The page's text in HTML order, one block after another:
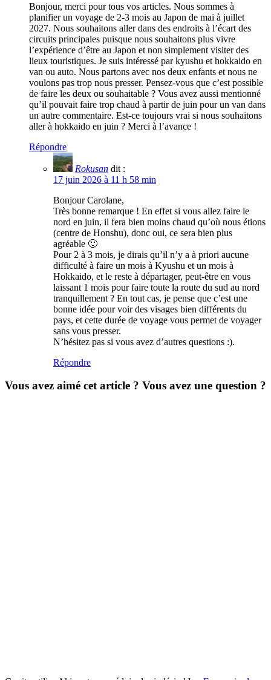
Bonjour, merci pour tous vos articles. Nous sommes à
planifier un voyage de 2-3 mois au Japon de mai à juillet
2027. Nous souhaitons aller dans des endroits à l’écart des
circuits principales puisque nous souhaitons plus vivre
l’expérience d’être au Japon et non simplement visiter des
lieux touristiques. Je suis intéressé par kyushu et hokkaido en
van ou auto. Nous partons avec nos deux enfants et nous ne
voulons pas trop nous presser. Pensez-vous que c’est possible
de faire les deux ou souhaitable ? Vous avez aussi mentionné
qu’il pouvait faire trop chaud à partir de juin pour un van dans
un autre commentaire. Est-ce toujours vrai si nous souhaitons
aller à hokkaido en juin ? Merci à l’avance !
Répondre
Rokusan dit :
17 juin 2026 à 11 h 58 min
Bonjour Carolane,
Très bonne remarque ! En effet si vous allez faire le
nord en juin, il fera bien moins chaud qu’où nous étions
(centre de Honshu), donc oui, ce sera bien plus
agréable 🙂
Pour 2 à 3 mois, je dirais qu’il n’y a à priori aucune
difficulté à faire un mois à Kyushu et un mois à
Hokkaido, et le reste à départager, peut-être en vous
laissant 1 mois pour faire toute la route du sud au nord
tranquillement ? En tout cas, je pense que c’est une
bonne idée pour voir des visages bien différents du
pays, et cette durée de voyage vous permet de voyager
sans vous presser.
N’hésitez pas si vous avez d’autres questions :).
Répondre
Vous avez aimé cet article ? Vous avez une question ?